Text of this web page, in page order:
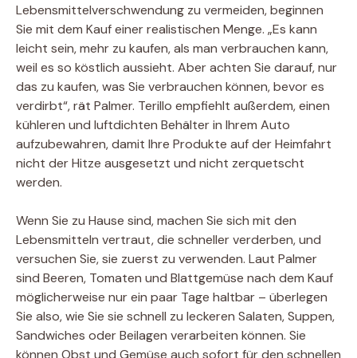
Lebensmittelverschwendung zu vermeiden, beginnen
Sie mit dem Kauf einer realistischen Menge. „Es kann
leicht sein, mehr zu kaufen, als man verbrauchen kann,
weil es so köstlich aussieht. Aber achten Sie darauf, nur
das zu kaufen, was Sie verbrauchen können, bevor es
verdirbt“, rät Palmer. Terillo empfiehlt außerdem, einen
kühleren und luftdichten Behälter in Ihrem Auto
aufzubewahren, damit Ihre Produkte auf der Heimfahrt
nicht der Hitze ausgesetzt und nicht zerquetscht
werden.
Wenn Sie zu Hause sind, machen Sie sich mit den
Lebensmitteln vertraut, die schneller verderben, und
versuchen Sie, sie zuerst zu verwenden. Laut Palmer
sind Beeren, Tomaten und Blattgemüse nach dem Kauf
möglicherweise nur ein paar Tage haltbar – überlegen
Sie also, wie Sie sie schnell zu leckeren Salaten, Suppen,
Sandwiches oder Beilagen verarbeiten können. Sie
können Obst und Gemüse auch sofort für den schnellen